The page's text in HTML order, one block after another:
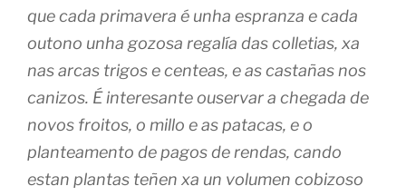
que cada primavera é unha espranza e cada
outono unha gozosa regalía das colletias, xa
nas arcas trigos e centeas, e as castañas nos
canizos. É interesante ouservar a chegada de
novos froitos, o millo e as patacas, e o
planteamento de pagos de rendas, cando
estan plantas teñen xa un volumen cobizoso